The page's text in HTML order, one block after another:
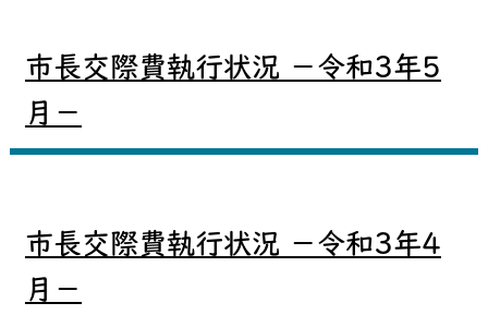
市長交際費執行状況 －令和3年5
月－
市長交際費執行状況 －令和3年4
月－